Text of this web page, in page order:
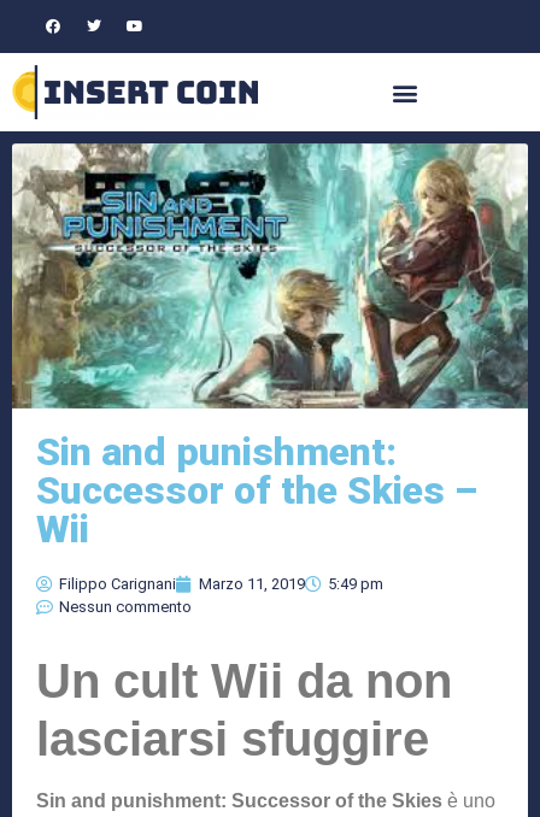
Sin and punishment:
Successor of the Skies –
Wii
Filippo Carignani Marzo 11, 2019
5:49 pm
Nessun commento
Un cult Wii da non
lasciarsi sfuggire
Sin and punishment: Successor of the Skies è uno